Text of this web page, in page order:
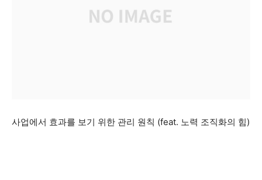
사업에서 효과를 보기 위한 관리 원칙 (feat. 노력 조직화의 힘)